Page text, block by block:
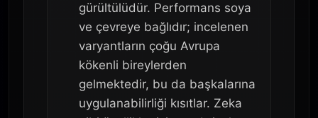
gürültülüdür. Performans soya
ve çevreye bağlıdır; incelenen
varyantların çoğu Avrupa
kökenli bireylerden
gelmektedir, bu da başkalarına
uygulanabilirliği kısıtlar. Zeka